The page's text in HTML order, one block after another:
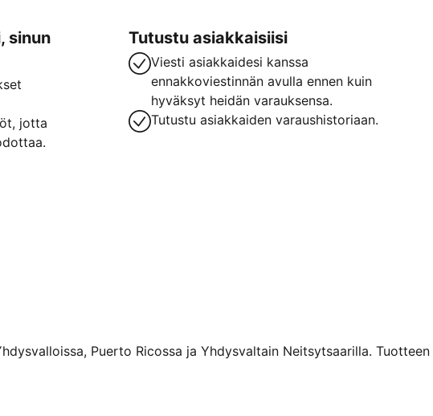
sinun
jotta
Tutustu asiakkaisiisi
Viesti asiakkaidesi kanssa
ennakkoviestinnän avulla ennen kuin
hyväksyt heidän varauksensa.
Tutustu asiakkaiden varaushistoriaan.
Puerto Ricossa ja Yhdysvaltain Neitsytsaarilla.